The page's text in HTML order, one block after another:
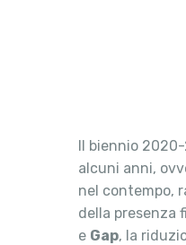
Il biennio
alcuni anni,
nel contempo,
della presenza
e Gap, la